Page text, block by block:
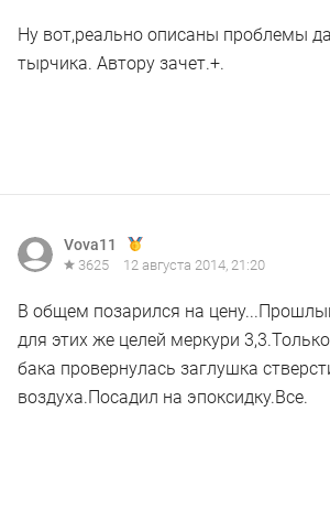
Ну вот,реально описаны проблемы
тырчика. Автору зачет.+.
Vova11
3625 12 августа 2014, 21:20
В общем позарился на
для этих же целей меркури
бака провернулась заглушка
воздуха.Посадил на эпоксидку.Все.